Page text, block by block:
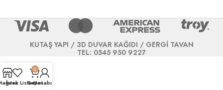
KUTAŞ YAPI / 3D DUVAR KAĞIDI / GERGİ TAVAN
TEL: 0545 950 9227
İstek Listesi
0
Sepet
Hesabım